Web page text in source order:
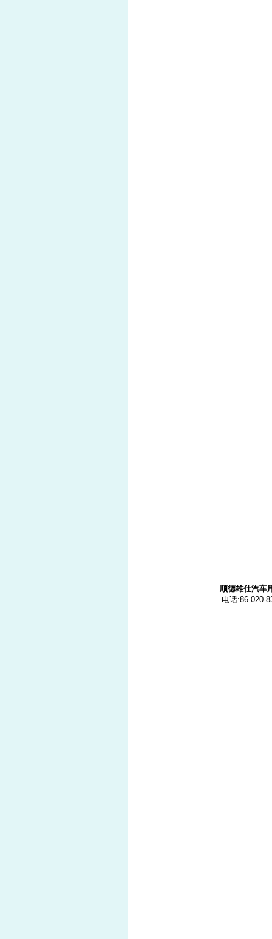
顺德雄仕汽车
电话:86-020-